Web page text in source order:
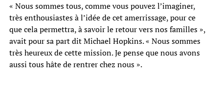
« Nous sommes tous, comme vous pouvez l’imaginer,
très enthousiastes à l’idée de cet amerrissage, pour ce
que cela permettra, à savoir le retour vers nos familles »,
avait pour sa part dit Michael Hopkins. « Nous sommes
très heureux de cette mission. Je pense que nous avons
aussi tous hâte de rentrer chez nous ».